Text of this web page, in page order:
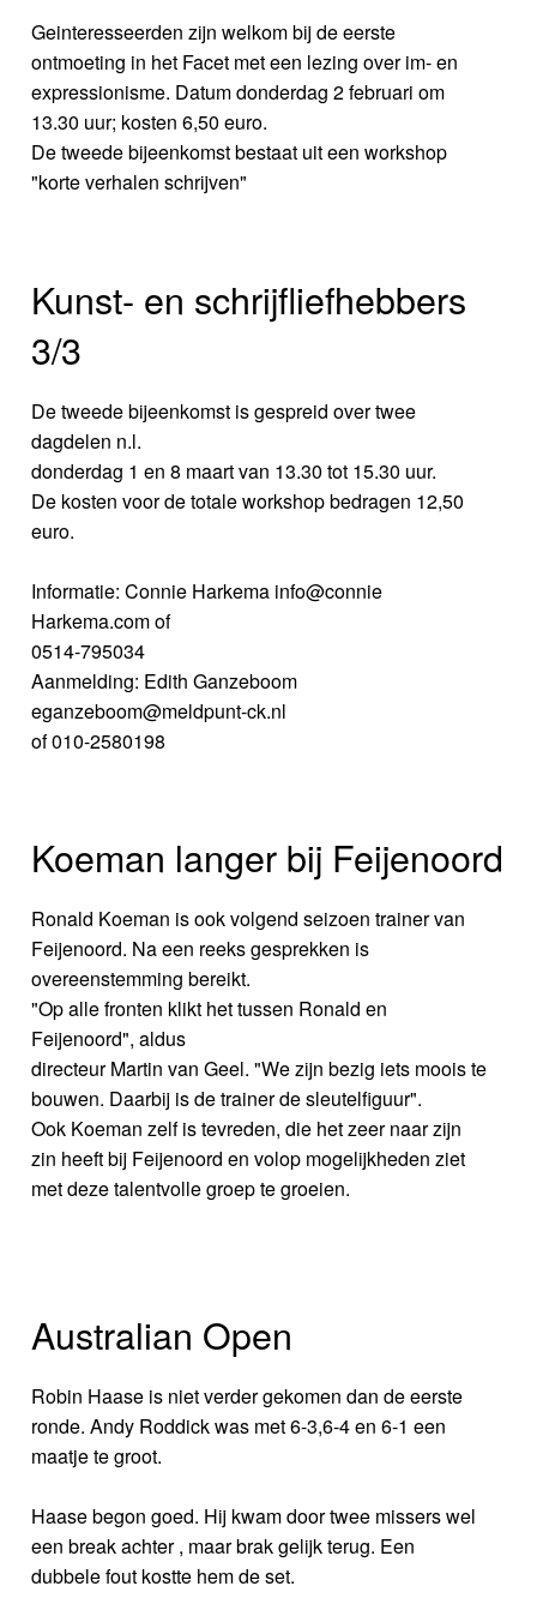
Geinteresseerden zijn welkom bij de eerste
ontmoeting in het Facet met een lezing over im- en
expressionisme. Datum donderdag 2 februari om
13.30 uur; kosten 6,50 euro.
De tweede bijeenkomst bestaat uit een workshop
"korte verhalen schrijven"
Kunst- en schrijfliefhebbers
3/3
De tweede bijeenkomst is gespreid over twee
dagdelen n.l.
donderdag 1 en 8 maart van 13.30 tot 15.30 uur.
De kosten voor de totale workshop bedragen 12,50
euro.
Informatie: Connie Harkema info@connie
Harkema.com of
0514-795034
Aanmelding: Edith Ganzeboom
eganzeboom@meldpunt-ck.nl
of 010-2580198
Koeman langer bij Feijenoord
Ronald Koeman is ook volgend seizoen trainer van
Feijenoord. Na een reeks gesprekken is
overeenstemming bereikt.
"Op alle fronten klikt het tussen Ronald en
Feijenoord", aldus
directeur Martin van Geel. "We zijn bezig iets moois te
bouwen. Daarbij is de trainer de sleutelfiguur".
Ook Koeman zelf is tevreden, die het zeer naar zijn
zin heeft bij Feijenoord en volop mogelijkheden ziet
met deze talentvolle groep te groeien.
Australian Open
Robin Haase is niet verder gekomen dan de eerste
ronde. Andy Roddick was met 6-3,6-4 en 6-1 een
maatje te groot.
Haase begon goed. Hij kwam door twee missers wel
een break achter , maar brak gelijk terug. Een
dubbele fout kostte hem de set.